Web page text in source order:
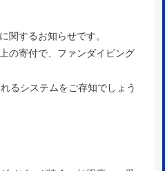
関するお知らせです。
の寄付で、ファンダイビング
るシステムをご存知でしょう